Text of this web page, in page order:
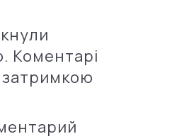
Коментарі
затримкою